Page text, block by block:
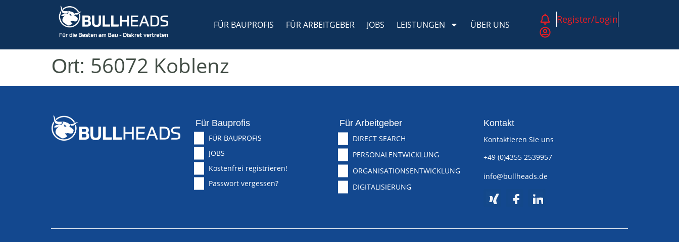
FÜR BAUPROFIS FÜR ARBEITGEBER JOBS LEISTUNGEN ÜBER UNS Register/Login
Ort: 56072 Koblenz
Für Bauprofis
FÜR BAUPROFIS
JOBS
Kostenfrei registrieren!
Passwort vergessen?
Für Arbeitgeber
DIRECT SEARCH
PERSONALENTWICKLUNG
ORGANISATIONSENTWICKLUNG
DIGITALISIERUNG
Kontakt
Kontaktieren Sie uns
+49 (0)4355 2539957
info@bullheads.de